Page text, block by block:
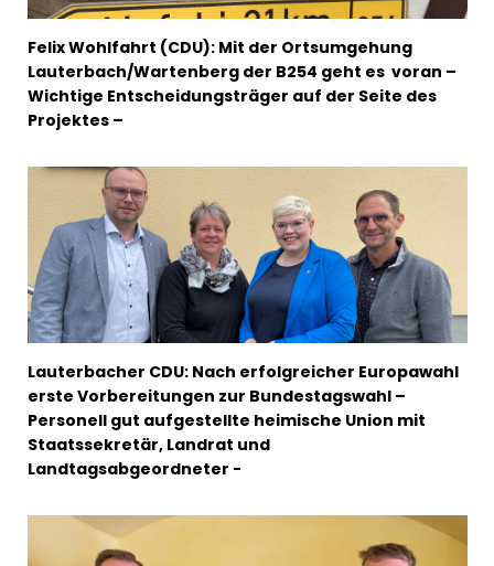
Felix Wohlfahrt (CDU): Mit der Ortsumgehung
Lauterbach/Wartenberg der B254 geht es voran –
Wichtige Entscheidungsträger auf der Seite des
Projektes –
Lauterbacher CDU: Nach erfolgreicher Europawahl
erste Vorbereitungen zur Bundestagswahl –
Personell gut aufgestellte heimische Union mit
Staatssekretär, Landrat und
Landtagsabgeordneter -